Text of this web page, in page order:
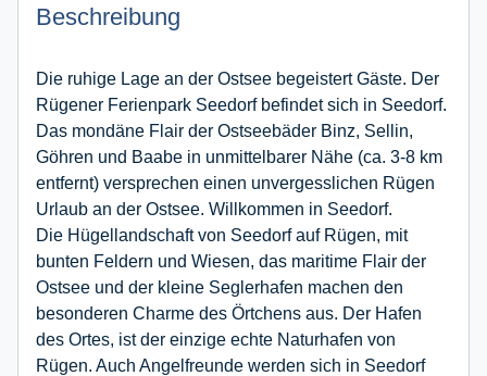
Beschreibung
Die ruhige Lage an der Ostsee begeistert Gäste. Der
Rügener Ferienpark Seedorf befindet sich in Seedorf.
Das mondäne Flair der Ostseebäder Binz, Sellin,
Göhren und Baabe in unmittelbarer Nähe (ca. 3-8 km
entfernt) versprechen einen unvergesslichen Rügen
Urlaub an der Ostsee. Willkommen in Seedorf.
Die Hügellandschaft von Seedorf auf Rügen, mit
bunten Feldern und Wiesen, das maritime Flair der
Ostsee und der kleine Seglerhafen machen den
besonderen Charme des Örtchens aus. Der Hafen
des Ortes, ist der einzige echte Naturhafen von
Rügen. Auch Angelfreunde werden sich in Seedorf